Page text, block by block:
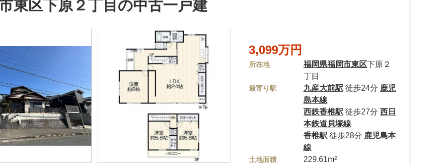
東区下原２丁目の中古一戸建
3,099万円
所在地 福岡県福岡市東区下原２
丁目
最寄り駅 九産大前駅 徒歩24分 鹿児
島本線
西鉄香椎駅 徒歩27分西日
本鉄道貝塚線
香椎駅 徒歩28分 鹿児島本
線
土地面積 229.61m²